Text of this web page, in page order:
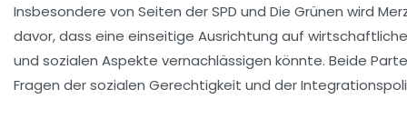
Insbesondere von Seiten derSPD und Die Grünen wird
davor, dass eine einseitige Ausrichtung auf
und sozialen Aspekte vernachlässigen könnte. Beide
Fragen der sozialen Gerechtigkeit und der